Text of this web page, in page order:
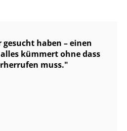
gesucht haben – einen
kümmert ohne dass
muss.